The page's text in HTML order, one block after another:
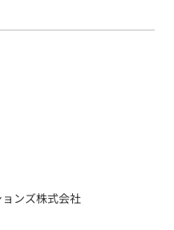
ンズ株式会社